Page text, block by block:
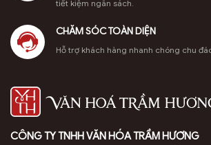
Công dụng của lư xông trầm bằng
tiết kiệm ngân sách.
CHĂM SÓC TOÀN DIỆN
Hỗ trợ khách hàng nhanh chóng chu
CÔNG TY TNHH VĂN HÓA TRẦM HƯƠNG